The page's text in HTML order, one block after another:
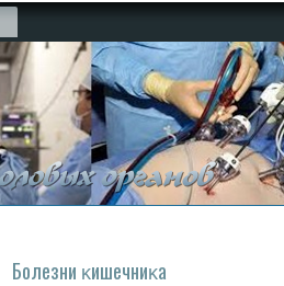
Болезни κишечниκа